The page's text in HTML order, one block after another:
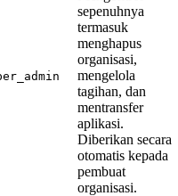
sepenuhnya
termasuk
menghapus
organisasi,
mengelola
tagihan, dan
mentransfer
aplikasi.
Diberikan secara
otomatis kepada
pembuat
organisasi.